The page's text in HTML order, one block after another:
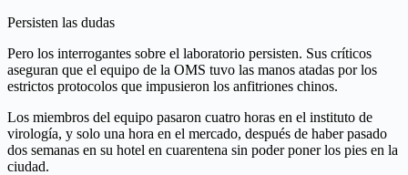
Persisten las dudas
Pero los interrogantes sobre el laboratorio persisten. Sus críticos
aseguran que el equipo de la OMS tuvo las manos atadas por los
estrictos protocolos que impusieron los anfitriones chinos.
Los miembros del equipo pasaron cuatro horas en el instituto de
virología, y solo una hora en el mercado, después de haber pasado
dos semanas en su hotel en cuarentena sin poder poner los pies en la
ciudad.